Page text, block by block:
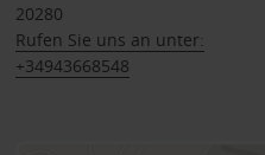
20280
Rufen Sie uns an unter:
+34943668548